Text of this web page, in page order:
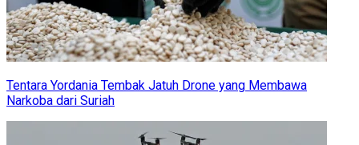
Tentara Yordania Tembak Jatuh Drone yang Membawa
Narkoba dari Suriah